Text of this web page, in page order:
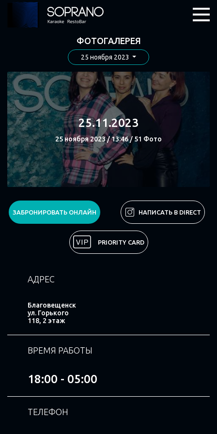
ФОТОГАЛЕРЕЯ
25 ноября 2023
25.11.2023
25 ноября 2023 / 13:46 / 51 Фото
Поделиться
ЗАБРОНИРОВАТЬ ОНЛАЙН НАПИСАТЬ В DIRECT
PRIORITY CARD
АДРЕС
Благовещенск
ул. Горького
118, 2 этаж
ВРЕМЯ РАБОТЫ
18:00 - 05:00
ТЕЛЕФОН